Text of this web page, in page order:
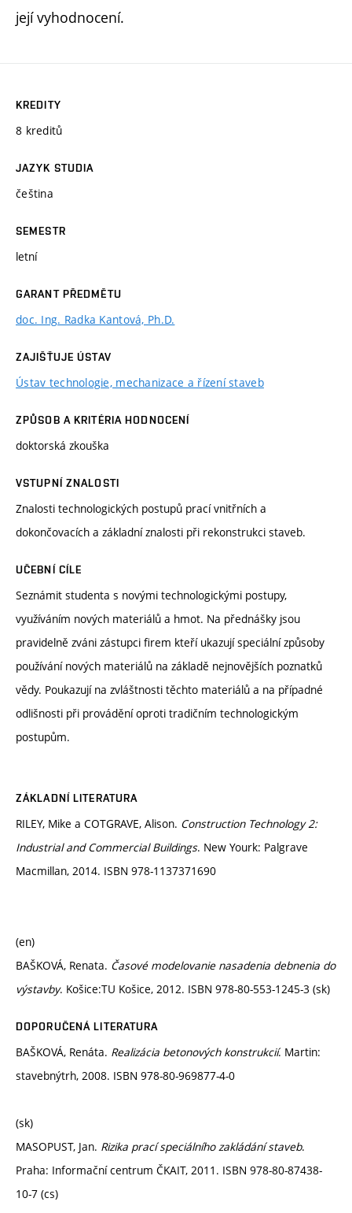
její vyhodnocení.
KREDITY
8 kreditů
JAZYK STUDIA
čeština
SEMESTR
letní
GARANT PŘEDMĚTU
doc. Ing. Radka Kantová, Ph.D.
ZAJIŠŤUJE ÚSTAV
Ústav technologie, mechanizace a řízení staveb
ZPŮSOB A KRITÉRIA HODNOCENÍ
doktorská zkouška
VSTUPNÍ ZNALOSTI
Znalosti technologických postupů prací vnitřních a
dokončovacích a základní znalosti při rekonstrukci staveb.
UČEBNÍ CÍLE
Seznámit studenta s novými technologickými postupy,
využíváním nových materiálů a hmot. Na přednášky jsou
pravidelně zváni zástupci firem kteří ukazují speciální způsoby
používání nových materiálů na základě nejnovějších poznatků
vědy. Poukazují na zvláštnosti těchto materiálů a na případné
odlišnosti při provádění oproti tradičním technologickým
postupům.
ZÁKLADNÍ LITERATURA
RILEY, Mike a COTGRAVE, Alison. Construction Technology 2:
Industrial and Commercial Buildings. New Yourk: Palgrave
Macmillan, 2014. ISBN 978-1137371690
(en)
BAŠKOVÁ, Renata. Časové modelovanie nasadenia debnenia do
výstavby. Košice:TU Košice, 2012. ISBN 978-80-553-1245-3 (sk)
DOPORUČENÁ LITERATURA
BAŠKOVÁ, Renáta. Realizácia betonových konstrukcií. Martin:
stavebnýtrh, 2008. ISBN 978-80-969877-4-0
(sk)
MASOPUST, Jan. Rizika prací speciálního zakládání staveb.
Praha: Informační centrum ČKAIT, 2011. ISBN 978-80-87438-
10-7 (cs)